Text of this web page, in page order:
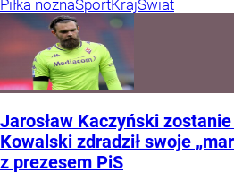
Piłka nożnaSportKrajŚwiat
Jarosław Kaczyński
Kowalski zdradził swoje
z prezesem PiS